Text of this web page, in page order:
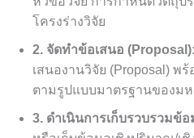
โครงร่างวิจัย
2. จัดทำข้อเสนอ (Proposal):
เสนองานวิจัย (Proposal) พ
ตามรูปแบบมาตรฐานของมห
3. ดำเนินการเก็บรวบรวมข้อ